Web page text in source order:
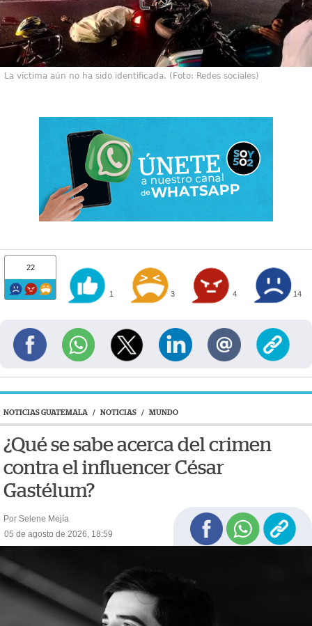
La víctima aún no ha sido identificada. (Foto: Redes sociales)
22
1 3 4 14
NOTICIAS GUATEMALA / NOTICIAS / MUNDO
¿Qué se sabe acerca del crimen
contra el influencer César
Gastélum?
Por Selene Mejía
05 de agosto de 2026, 18:59